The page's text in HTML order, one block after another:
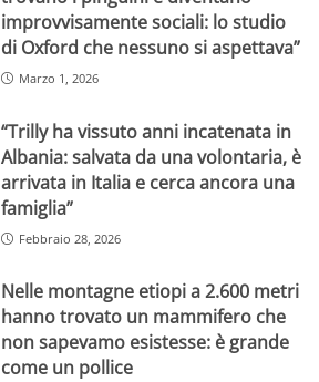
improvvisamente sociali: lo studio
di Oxford che nessuno si aspettava”
Marzo 1, 2026
“Trilly ha vissuto anni incatenata in
Albania: salvata da una volontaria, è
arrivata in Italia e cerca ancora una
famiglia”
Febbraio 28, 2026
Nelle montagne etiopi a 2.600 metri
hanno trovato un mammifero che
non sapevamo esistesse: è grande
come un pollice